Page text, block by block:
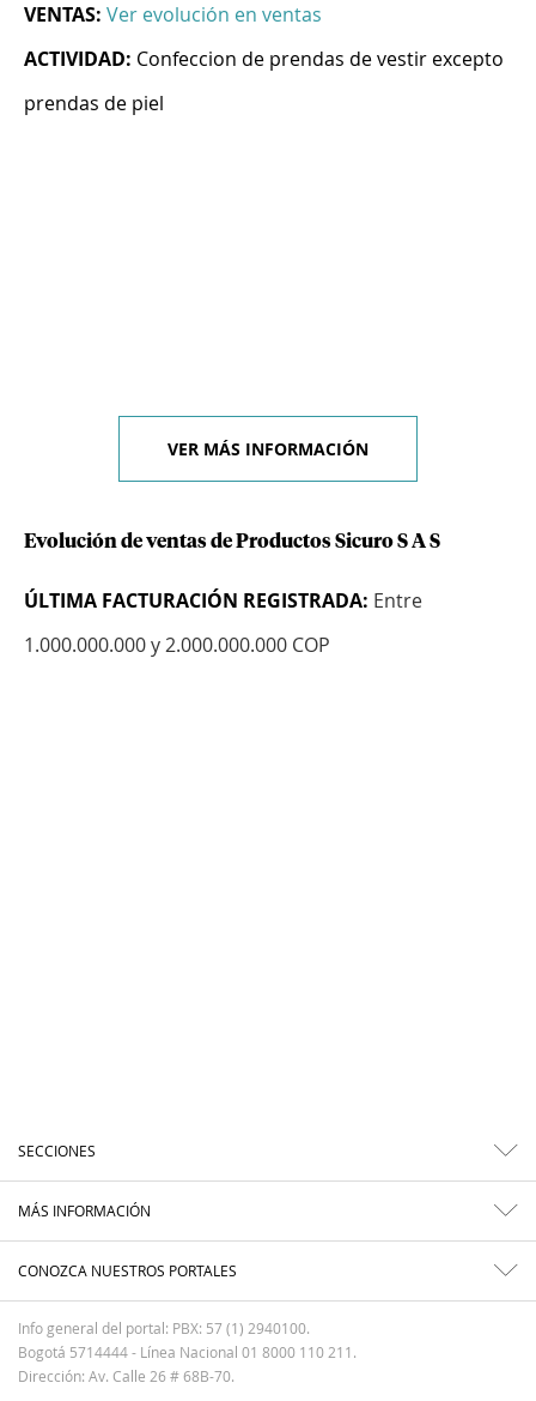
VENTAS: Ver evolución en ventas
ACTIVIDAD: Confeccion de prendas de vestir excepto
prendas de piel
VER MÁS INFORMACIÓN
Evolución de ventas de Productos Sicuro S A S
ÚLTIMA FACTURACIÓN REGISTRADA: Entre
1.000.000.000 y 2.000.000.000 COP
SECCIONES
MÁS INFORMACIÓN
CONOZCA NUESTROS PORTALES
Info general del portal: PBX: 57 (1) 2940100.
Bogotá 5714444 - Línea Nacional 01 8000 110 211.
Dirección: Av. Calle 26 # 68B-70.